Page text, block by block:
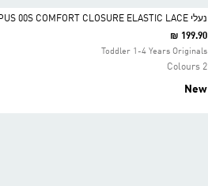
Selected
נעלי CAMPUS 00S COMFORT CLOSURE ELASTIC LACE
₪ 199.90
Toddler 1-4 Years Originals
2 Colours
New